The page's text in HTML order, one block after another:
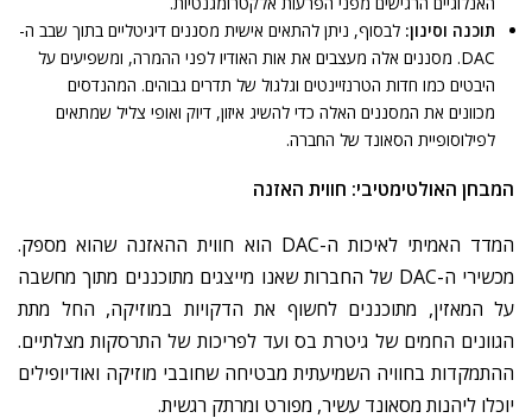
תוכנה וסינון: לבסוף, ניתן להתאים אישית מסננים דיגיטליים בתוך שבב ה-
DAC. מסננים אלה מעצבים את אות האודיו לפני ההמרה, ומשפיעים על
היבטים כמו חדות הטרנזיינטים וגלגול של תדרים גבוהים. המהנדסים
מכוונים את המסננים האלה כדי להשיג איזון, דיוק ואופי צליל שמתאים
לפילוסופיית הסאונד של החברה.
המבחן האולטימטיבי: חווית האזנה
המדד האמיתי לאיכות ה-DAC הוא חווית ההאזנה שהוא מספק.
מכשירי ה-DAC של החברות שאנו מייצגים מתוכננים מתוך מחשבה
על המאזין, מתוכננים לחשוף את הדקויות במוזיקה, החל מתת
הגוונים החמים של גיטרת בס ועד לפריכות של התרסקות מצלתיים.
ההתמקדות בחוויה השמיעתית מבטיחה שחובבי מוזיקה ואודיופילים
יוכלו ליהנות מסאונד עשיר, מפורט ומרתק רגשית.